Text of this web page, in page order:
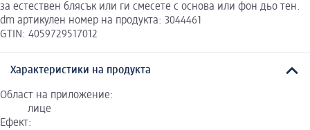
за естествен блясък или ги смесете с основа или фон дьо тен.
dm артикулен номер на продукта: 3044461
GTIN: 4059729517012
Характеристики на продукта
Област на приложение:
лице
Ефект: